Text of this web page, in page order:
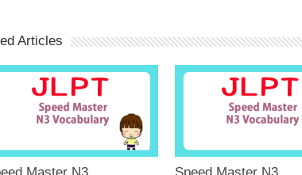
Articles